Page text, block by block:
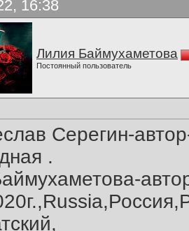
16:38
Лилия Баймухаметова
Постоянный пользователь
Серегин-
.